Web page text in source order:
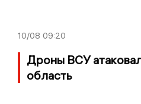
10/08 09:20
Дроны ВСУ
область